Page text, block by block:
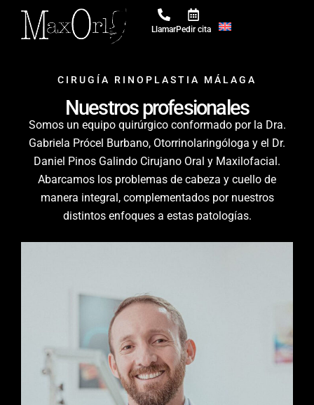
LlamarPedir cita
CIRUGÍA RINOPLASTIA MÁLAGA
Nuestros profesionales
Somos un equipo quirúrgico conformado por la Dra.
Gabriela Prócel Burbano, Otorrinolaringóloga y el Dr.
Daniel Pinos Galindo Cirujano Oral y Maxilofacial.
Abarcamos los problemas de cabeza y cuello de
manera integral, complementados por nuestros
distintos enfoques a estas patologías.